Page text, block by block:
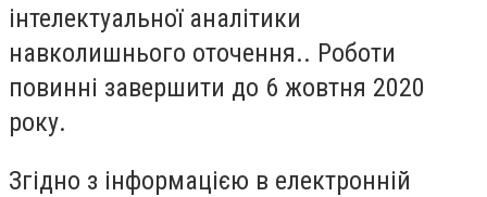
інтелектуальної аналітики
навколишнього оточення.. Роботи
повинні завершити до 6 жовтня 2020
року.
Згідно з інформацією в електронній